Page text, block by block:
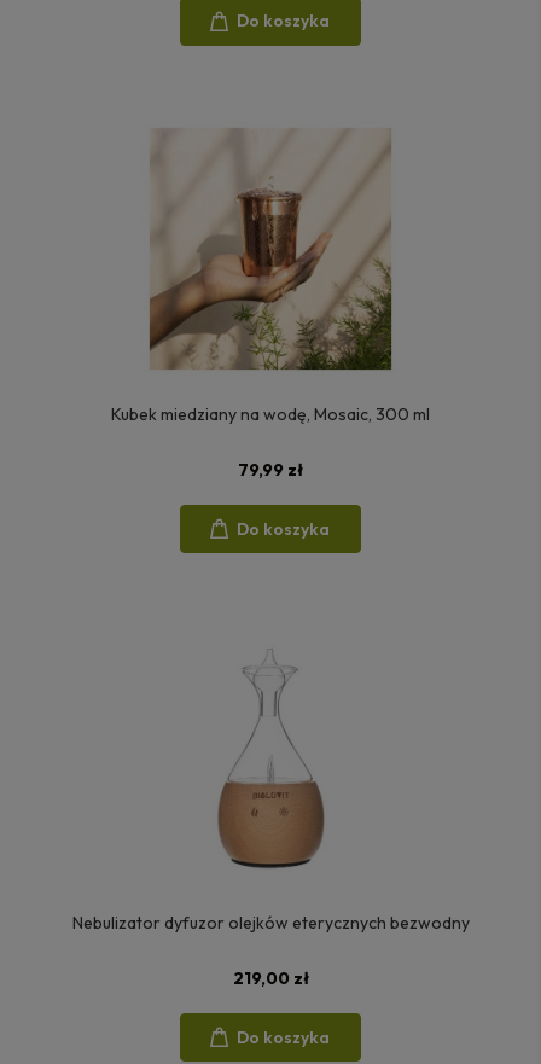
Do koszyka
Kubek miedziany na wodę, Mosaic, 300 ml
79,99 zł
Do koszyka
Nebulizator dyfuzor olejków eterycznych bezwodny
219,00 zł
Do koszyka